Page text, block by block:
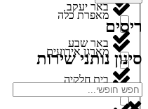
מאפרת כלה
מארגן אירועים
מגנטים
באר יעקב
באר שבע
בית חלקיה
ריסים
סינון נותני שירות